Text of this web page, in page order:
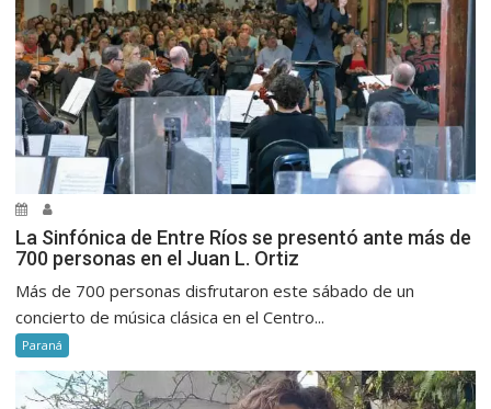
La Sinfónica de Entre Ríos se presentó ante más de
700 personas en el Juan L. Ortiz
Más de 700 personas disfrutaron este sábado de un
concierto de música clásica en el Centro...
Paraná